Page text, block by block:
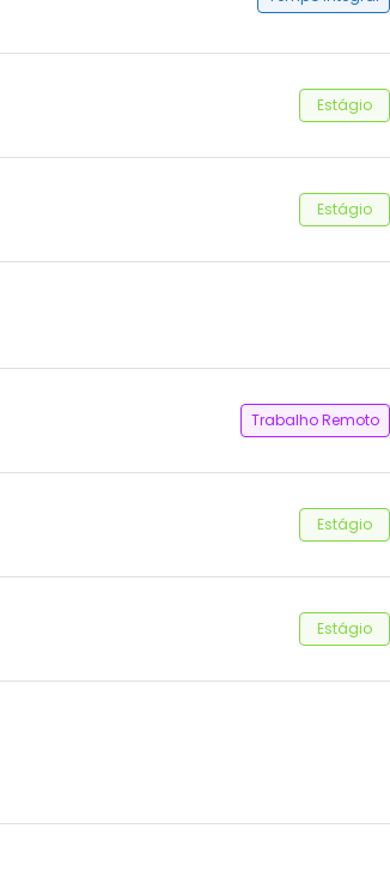
Estágio
Estágio
Trabalho Remoto
Estágio
Estágio